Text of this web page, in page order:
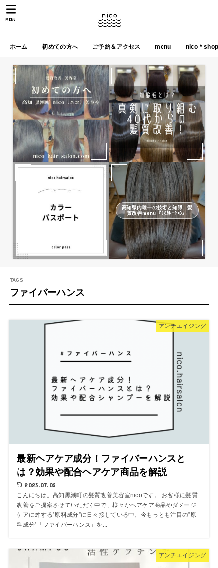
ホーム 初めての方へ ご予約＆アクセス menu nico＊shop
MENU
高知県内唯一の技術と知識 髪
質改善menu『ｹﾐｶﾚｰｼｮﾝ』
ファイバーハンス
アンチエイジング
最新ヘアケア成分！ファイバーハンスと
は？効果や配合ヘアケア商品を解説
2023.07.05
こんにちは。高知黒潮町の髪質改善美容室nicoです。 お客様に髪質
改善をご提案させていただく中で、様々なヘアケア商品やダメージ
ケアに対する”原料成分”に日々接している中、今もっとも注目の”原
料成分”「ファイバーハンス」を...
アンチエイジング